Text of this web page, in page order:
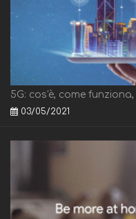
5G: cos'è, come
03/05/2021